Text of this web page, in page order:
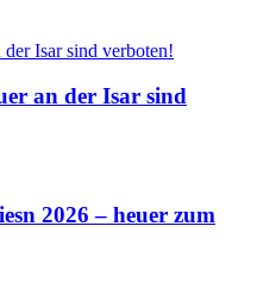
an der Isar sind
2026 – heuer zum